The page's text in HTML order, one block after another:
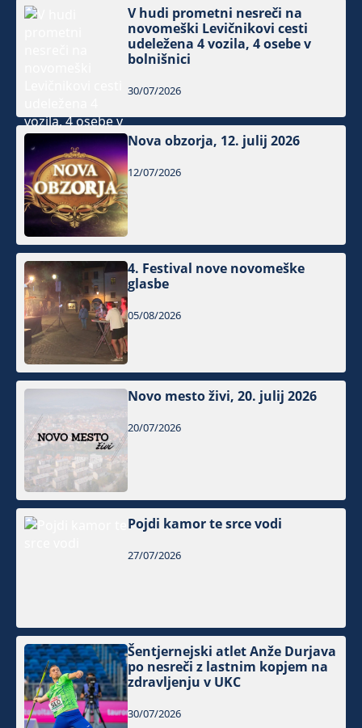
V hudi prometni nesreči na
novomeški Levičnikovi cesti
udeležena 4 vozila, 4 osebe v
bolnišnici
30/07/2026
Nova obzorja, 12. julij 2026
12/07/2026
4. Festival nove novomeške
glasbe
05/08/2026
Novo mesto živi, 20. julij 2026
20/07/2026
Pojdi kamor te srce vodi
27/07/2026
Šentjernejski atlet Anže Durjava
po nesreči z lastnim kopjem na
zdravljenju v UKC
30/07/2026